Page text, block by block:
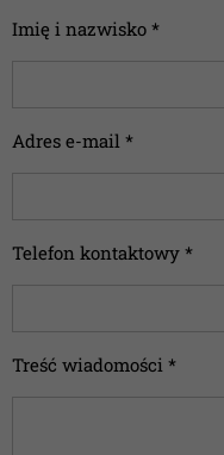
Imię i nazwisko *
Adres e-mail *
Telefon kontaktowy *
Treść wiadomości *